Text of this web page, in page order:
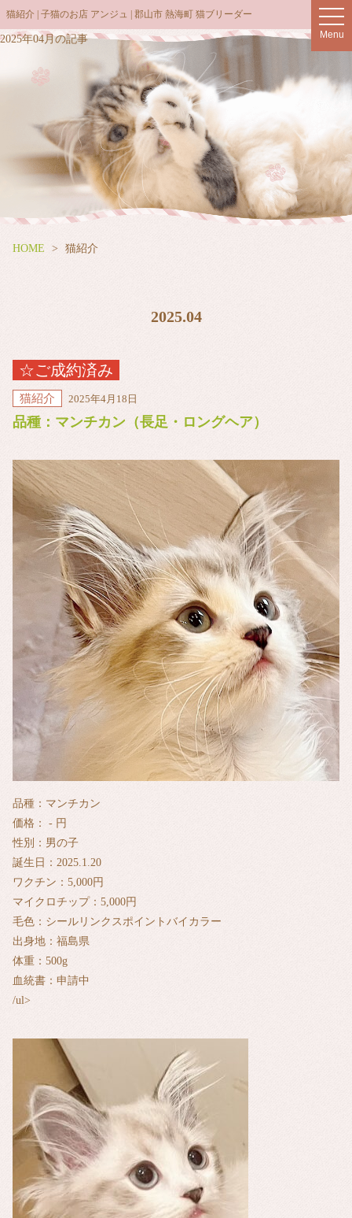
t
o
g
l
a
v
g
a
Menu
猫紹介 | 子猫のお店 アンジュ | 郡山市 熱海町 猫ブリーダー
2025年04月の記事
HOME 猫紹介
2025.04
☆ご成約済み
猫紹介 2025年4月18日
品種：マンチカン（長足・ロングヘア）
品種：マンチカン
価格： - 円
性別：男の子
誕生日：2025.1.20
ワクチン：5,000円
マイクロチップ：5,000円
毛色：シールリンクスポイントバイカラー
出身地：福島県
体重：500g
血統書：申請中
/ul>